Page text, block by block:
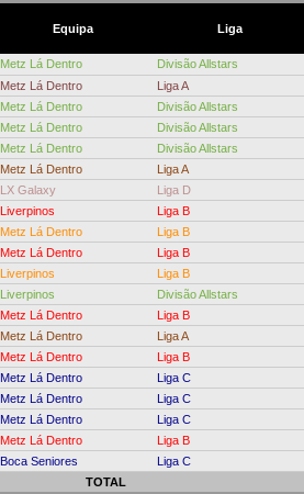
Equipa Liga
Metz Lá Dentro Divisão Allstars
Metz Lá Dentro Liga A
Metz Lá Dentro Divisão Allstars
Metz Lá Dentro Divisão Allstars
Metz Lá Dentro Divisão Allstars
Metz Lá Dentro Liga A
LX Galaxy Liga D
Liverpinos Liga B
Metz Lá Dentro Liga B
Metz Lá Dentro Liga B
Liverpinos Liga B
Liverpinos Divisão Allstars
Metz Lá Dentro Liga B
Metz Lá Dentro Liga A
Metz Lá Dentro Liga B
Metz Lá Dentro Liga C
Metz Lá Dentro Liga C
Metz Lá Dentro Liga C
Metz Lá Dentro Liga B
Boca Seniores Liga C
TOTAL